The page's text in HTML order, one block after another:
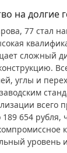
на долгие
77 стал
сложный
углы и
всего
654 рубля,
уровень